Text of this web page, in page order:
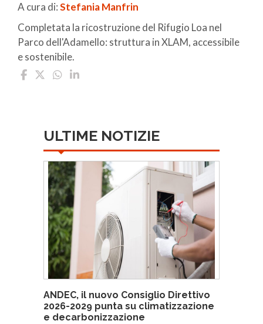
A cura di:Stefania Manfrin
Completata la ricostruzione del Rifugio Loa nel
Parco dell'Adamello: struttura in XLAM, accessibile
e sostenibile.
ULTIME NOTIZIE
ANDEC, il nuovo Consiglio Direttivo
2026-2029 punta su climatizzazione
e decarbonizzazione